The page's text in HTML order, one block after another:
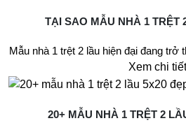
TẠI SAO MẪU NHÀ 1 TRỆT
Mẫu nhà 1 trệt 2 lầu hiện đại đang trở
Xem chi tiết
20+ MẪU NHÀ 1 TRỆT 2